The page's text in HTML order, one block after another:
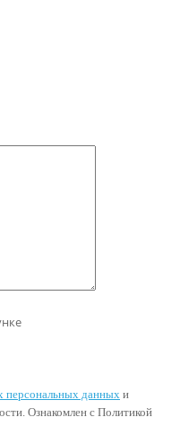
персональных данных и
Ознакомлен с Политикой